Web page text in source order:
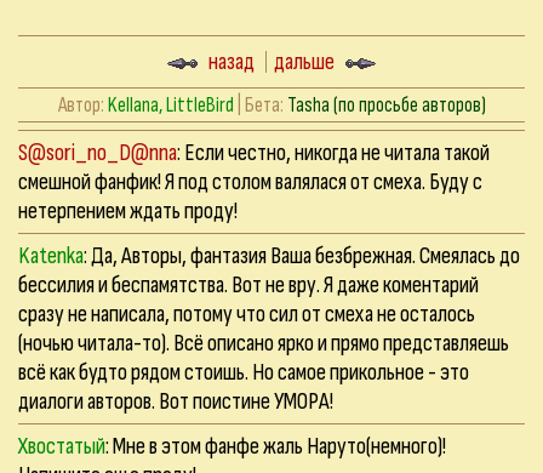
назад дальше
Автор:Kellana, LittleBird | Бета: Tasha (по просьбе авторов)
S@sori_no_D@nna: Если честно, никогда не читала такой
смешной фанфик! Я под столом валялася от смеха. Буду с
нетерпением ждать проду!
Katenka: Да, Авторы, фантазия Ваша безбрежная. Смеялась до
бессилия и беспамятства. Вот не вру. Я даже коментарий
сразу не написала, потому что сил от смеха не осталось
(ночью читала-то). Всё описано ярко и прямо представляешь
всё как будто рядом стоишь. Но самое прикольное - это
диалоги авторов. Вот поистине УМОРА!
Хвостатый: Мне в этом фанфе жаль Наруто(немного)!